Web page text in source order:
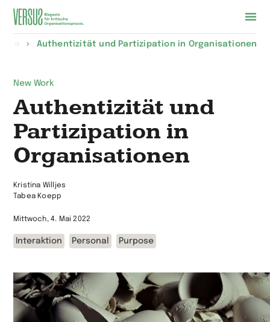
Zur
Authentizität und Partizi­pation in Organisationen
New Work
Authentizität und
Partizipa­tion in
Organisationen
Kristina Willjes
Tabea Koepp
Mittwoch, 4. Mai 2022
Interaktion Personal Purpose